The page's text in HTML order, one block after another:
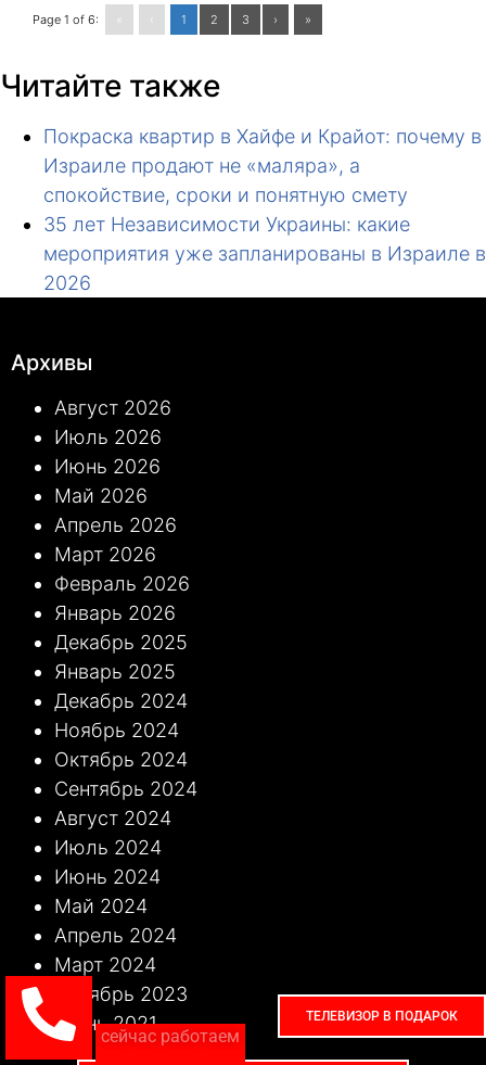
ТЕЛЕВИЗОР В ПОДАРОК
Page 1 of 6: 1 2 3 › »
Читайте также
Покраска квартир в Хайфе и Крайот: почему в
Израиле продают не «маляра», а
спокойствие, сроки и понятную смету
35 лет Независимости Украины: какие
мероприятия уже запланированы в Израиле в
2026
Архивы
Август 2026
Июль 2026
Июнь 2026
Май 2026
Апрель 2026
Март 2026
Февраль 2026
Январь 2026
Декабрь 2025
Январь 2025
Декабрь 2024
Ноябрь 2024
Октябрь 2024
Сентябрь 2024
Август 2024
Июль 2024
Июнь 2024
Май 2024
Апрель 2024
Март 2024
Октябрь 2023
Июнь 2021
сейчас работаем